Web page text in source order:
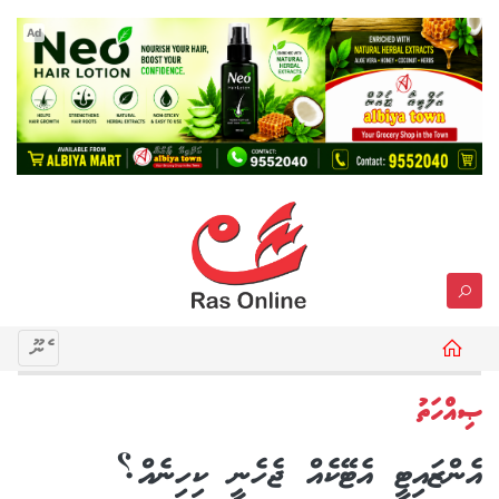
Ad
މެނޫ
ޞިއްހަތު
އެންޒައިޓީ އެޓޭކެއް ޖެހެނީ ކިހިނެއް؟